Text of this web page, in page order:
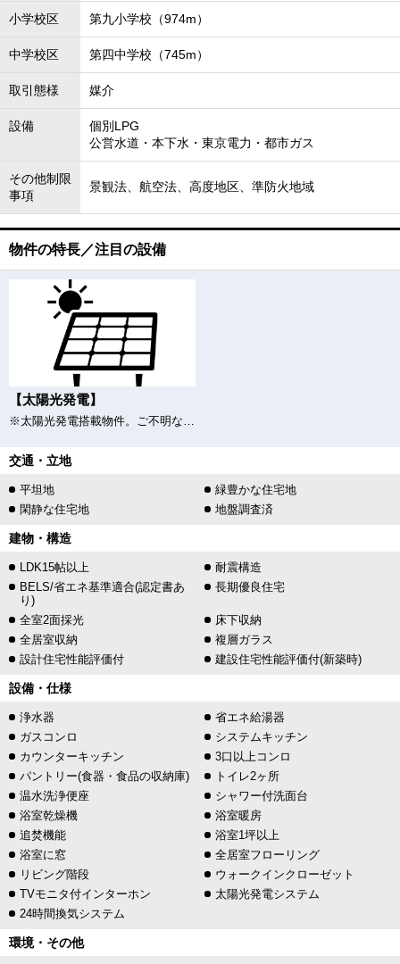
小学校区 第九小学校（974m）
中学校区 第四中学校（745m）
取引態様 媒介
設備
個別LPG
公営水道・本下水・東京電力・都市ガス
その他制限
事項
景観法、航空法、高度地区、準防火地域
物件の特長／注目の設備
【太陽光発電】
※太陽光発電搭載物件。ご不明な点がございましたら、お気軽にお問い合わせください。
交通・立地
平坦地
緑豊かな住宅地
閑静な住宅地
地盤調査済
建物・構造
LDK15帖以上
耐震構造
BELS/省エネ基準適合(認定書あ
り)
長期優良住宅
全室2面採光
床下収納
全居室収納
複層ガラス
設計住宅性能評価付
建設住宅性能評価付(新築時)
設備・仕様
浄水器
省エネ給湯器
ガスコンロ
システムキッチン
カウンターキッチン
3口以上コンロ
パントリー(食器・食品の収納庫)
トイレ2ヶ所
温水洗浄便座
シャワー付洗面台
浴室乾燥機
浴室暖房
追焚機能
浴室1坪以上
浴室に窓
全居室フローリング
リビング階段
ウォークインクローゼット
TVモニタ付インターホン
太陽光発電システム
24時間換気システム
環境・その他